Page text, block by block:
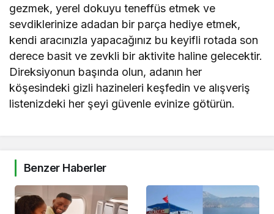
gezmek, yerel dokuyu teneffüs etmek ve
sevdiklerinize adadan bir parça hediye etmek,
kendi aracınızla yapacağınız bu keyifli rotada son
derece basit ve zevkli bir aktivite haline gelecektir.
Direksiyonun başında olun, adanın her
köşesindeki gizli hazineleri keşfedin ve alışveriş
listenizdeki her şeyi güvenle evinize götürün.
Benzer Haberler